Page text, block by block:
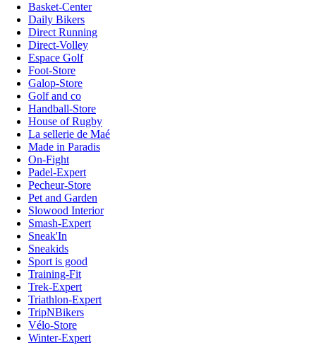
Basket-Center
Daily Bikers
Direct Running
Direct-Volley
Espace Golf
Foot-Store
Galop-Store
Golf and co
Handball-Store
House of Rugby
La sellerie de Maé
Made in Paradis
On-Fight
Padel-Expert
Pecheur-Store
Pet and Garden
Slowood Interior
Smash-Expert
Sneak'In
Sneakids
Sport is good
Training-Fit
Trek-Expert
Triathlon-Expert
TripNBikers
Vélo-Store
Winter-Expert